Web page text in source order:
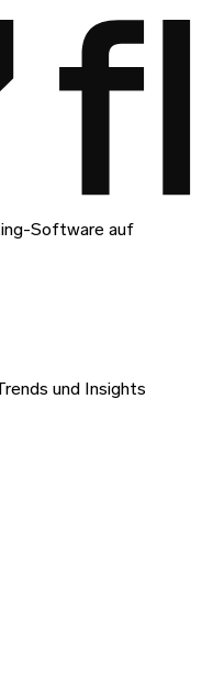
Software auf
und Insights